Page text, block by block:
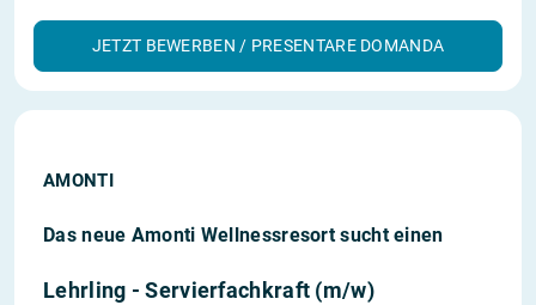
JETZT BEWERBEN / PRESENTARE DOMANDA
AMONTI
Das neue Amonti Wellnessresort sucht einen
Lehrling - Servierfachkraft (m/w)